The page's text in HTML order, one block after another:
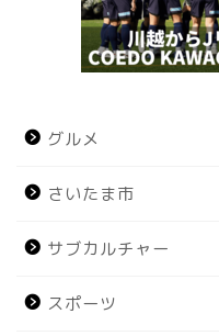
グルメ
さいたま市
サブカルチャー
スポーツ